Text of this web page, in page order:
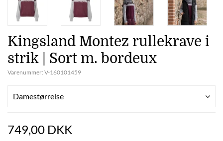
Kingsland Montez rullekrave i
strik | Sort m. bordeux
Varenummer: V-160101459
Damestørrelse
749,00 DKK